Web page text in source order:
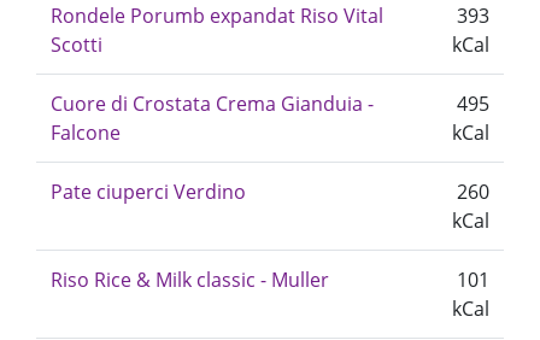
Rondele Porumb expandat Riso Vital
Scotti
393
kCal
Cuore di Crostata Crema Gianduia -
Falcone
495
kCal
Pate ciuperci Verdino
260
kCal
Riso Rice & Milk classic - Muller
101
kCal